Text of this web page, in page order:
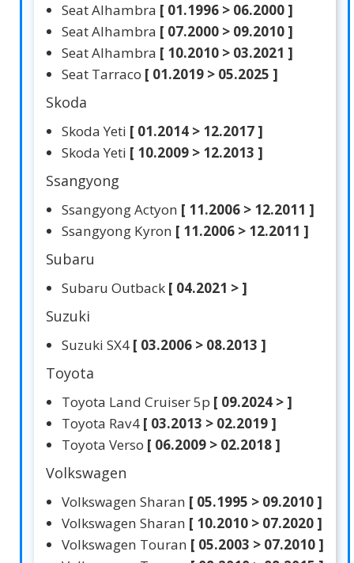
Seat Alhambra [ 01.1996 > 06.2000 ]
Seat Alhambra [ 07.2000 > 09.2010 ]
Seat Alhambra [ 10.2010 > 03.2021 ]
Seat Tarraco [ 01.2019 > 05.2025 ]
Skoda
Skoda Yeti [ 01.2014 > 12.2017 ]
Skoda Yeti [ 10.2009 > 12.2013 ]
Ssangyong
Ssangyong Actyon [ 11.2006 > 12.2011 ]
Ssangyong Kyron [ 11.2006 > 12.2011 ]
Subaru
Subaru Outback [ 04.2021 > ]
Suzuki
Suzuki SX4 [ 03.2006 > 08.2013 ]
Toyota
Toyota Land Cruiser 5p [ 09.2024 > ]
Toyota Rav4 [ 03.2013 > 02.2019 ]
Toyota Verso [ 06.2009 > 02.2018 ]
Volkswagen
Volkswagen Sharan [ 05.1995 > 09.2010 ]
Volkswagen Sharan [ 10.2010 > 07.2020 ]
Volkswagen Touran [ 05.2003 > 07.2010 ]